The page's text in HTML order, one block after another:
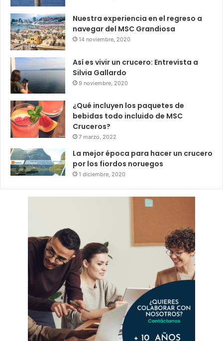
Nuestra experiencia en el regreso a
navegar del MSC Grandiosa
14 noviembre, 2020
Así es vivir un crucero: Entrevista a
Silvia Gallardo
9 noviembre, 2020
¿Qué incluyen los paquetes de
bebidas todo incluido de MSC
Cruceros?
7 marzo, 2022
La mejor época para hacer un crucero
por los fiordos noruegos
1 diciembre, 2020